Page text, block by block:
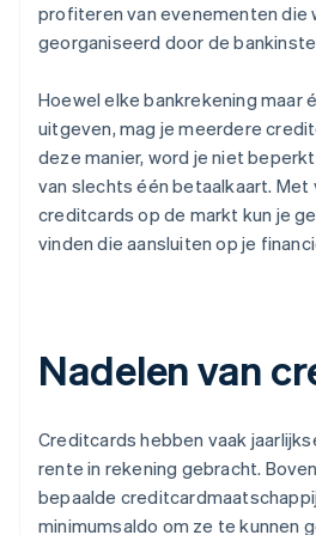
profiteren van evenementen die
georganiseerd door de
Hoewel elke bankrekening maar
uitgeven, mag je meerdere
deze manier, word je niet
van slechts één betaalkaart. Met
creditcards op de markt kun je
vinden die aansluiten op je
Nadelen van
Creditcards hebben vaak
rente in rekening gebracht.
bepaalde
minimumsaldo om ze te kunnen